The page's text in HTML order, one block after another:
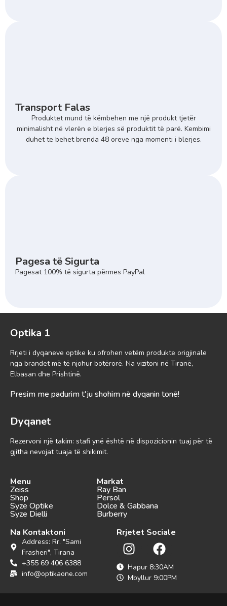
Transport Falas
Produktet mund të këmbehen me një produkt tjetër
minimalisht në vlerën e blerjes së produktit të parë. Kembimi
duhet te behet brenda 48 oreve nga momenti i blerjes.
Pagesa të Sigurta
Pagesat 100% të sigurta përmes PayPal
Optika 1
Rrjeti i dyqaneve optike ku ofrohen vetëm produkte origjinale
nga brandet më të njohur botërorë. Na vizitoni në Tiranë,
Elbasan dhe Prishtinë.
Presim me padurim t'ju shohim në dyqanin tonë!
Dyqanet
Rezervoni një takim: stafi ynë është në dispozicionin tuaj për të
gjitha nevojat tuaja të shikimit.
Menu
Zeiss
Shop
Syze Optike
Syze Dielli
Markat
Ray Ban
Persol
Dolce & Gabbana
Burberry
Na Kontaktoni
Address: Rr. "Sami
Frasheri", Tirana
+355 69 406 6388
info@optikaone.com
Rrjetet Sociale
Hapur 8:30AM
Mbyllur 9:00PM